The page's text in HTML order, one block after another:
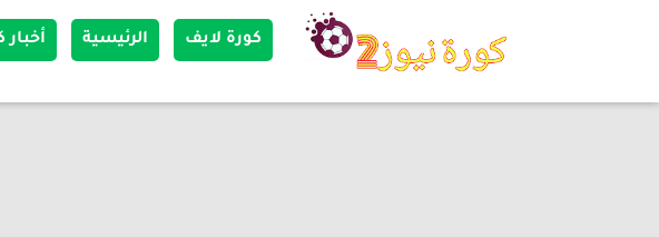
كورة لايف الرئيسية أخبار